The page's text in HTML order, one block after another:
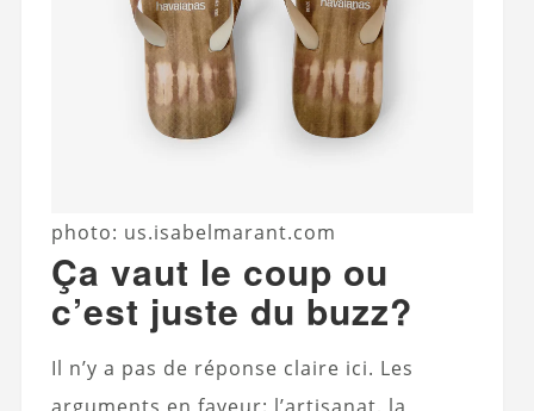
photo: us.isabelmarant.com
Ça vaut le coup ou
c’est juste du buzz?
Il n’y a pas de réponse claire ici. Les